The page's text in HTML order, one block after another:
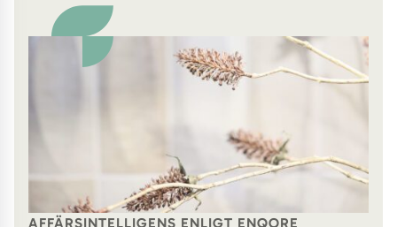
AFFÄRSINTELLIGENS ENLIGT ENQORE